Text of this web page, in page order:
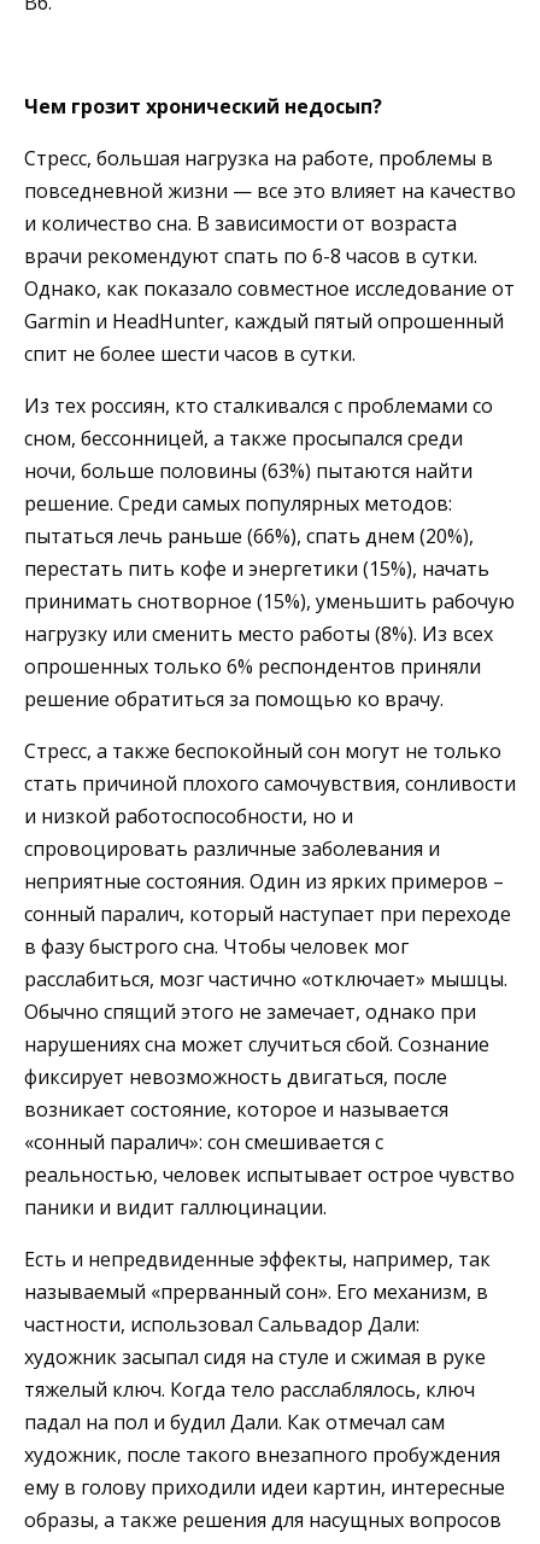
Чем грозит хронический недосып?
Стресс, большая нагрузка на работе, проблемы в
повседневной жизни — все это влияет на качество
и количество сна. В зависимости от возраста
врачи рекомендуют спать по 6-8 часов в сутки.
Однако, как показало совместное исследование от
Garmin и HeadHunter, каждый пятый опрошенный
спит не более шести часов в сутки.
Из тех россиян, кто сталкивался с проблемами со
сном, бессонницей, а также просыпался среди
ночи, больше половины (63%) пытаются найти
решение. Среди самых популярных методов:
пытаться лечь раньше (66%), спать днем (20%),
перестать пить кофе и энергетики (15%), начать
принимать снотворное (15%), уменьшить рабочую
нагрузку или сменить место работы (8%). Из всех
опрошенных только 6% респондентов приняли
решение обратиться за помощью ко врачу.
Стресс, а также беспокойный сон могут не только
стать причиной плохого самочувствия, сонливости
и низкой работоспособности, но и
спровоцировать различные заболевания и
неприятные состояния. Один из ярких примеров –
сонный паралич, который наступает при переходе
в фазу быстрого сна. Чтобы человек мог
расслабиться, мозг частично «отключает» мышцы.
Обычно спящий этого не замечает, однако при
нарушениях сна может случиться сбой. Сознание
фиксирует невозможность двигаться, после
возникает состояние, которое и называется
«сонный паралич»: сон смешивается с
реальностью, человек испытывает острое чувство
паники и видит галлюцинации.
Есть и непредвиденные эффекты, например, так
называемый «прерванный сон». Его механизм, в
частности, использовал Сальвадор Дали:
художник засыпал сидя на стуле и сжимая в руке
тяжелый ключ. Когда тело расслаблялось, ключ
падал на пол и будил Дали. Как отмечал сам
художник, после такого внезапного пробуждения
ему в голову приходили идеи картин, интересные
образы, а также решения для насущных вопросов